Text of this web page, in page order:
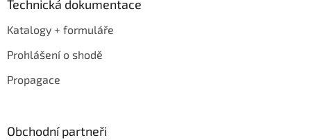
Technická dokumentace
Katalogy + formuláře
Prohlášení o shodě
Propagace
Obchodní partneři